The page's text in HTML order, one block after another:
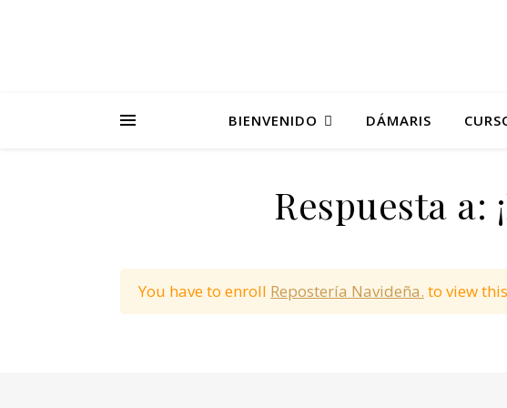
BIENVENIDO DÁMARIS
Respuesta a:
You have to enroll Repostería Navideña. to view